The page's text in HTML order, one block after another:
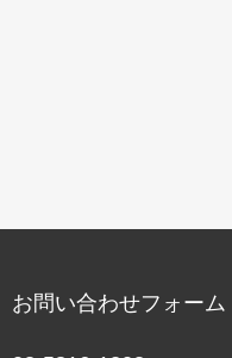
お問い合わせフォーム